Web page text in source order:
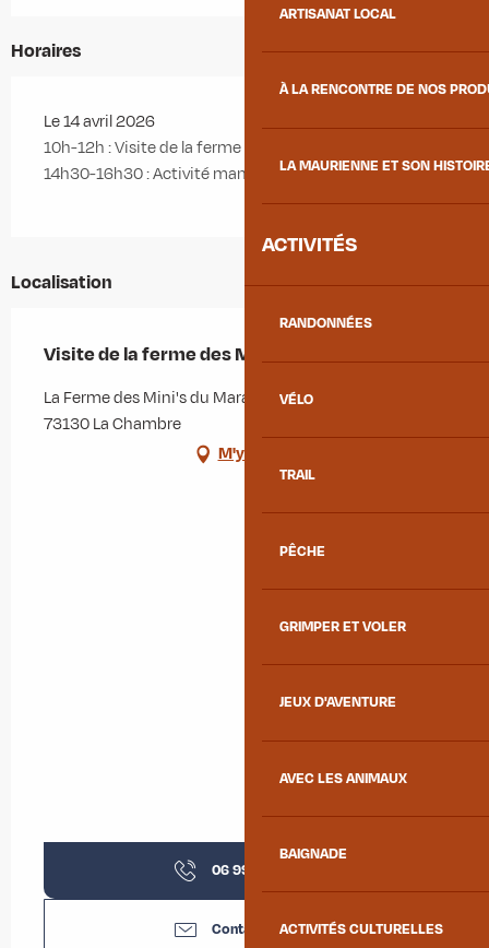
ARTISANAT LOCAL
À LA RENCONTRE DE NOS
LA MAURIENNE ET SON
ACTIVITÉS
RANDONNÉES
VÉLO
TRAIL
PÊCHE
GRIMPER ET VOLER
JEUX D'AVENTURE
AVEC LES ANIMAUX
BAIGNADE
ACTIVITÉS CULTURELLES
Horaires
Le 14 avril 2026
10h-12h : Visite de la ferme
14h30-16h30 : Activité manuelle
Localisation
Visite de la ferme des Mini's du Marais
La Ferme des Mini's du Marais, Route des attignours,
73130 La Chambre
M'y rendre
06 99 05 91
Contactez-nous